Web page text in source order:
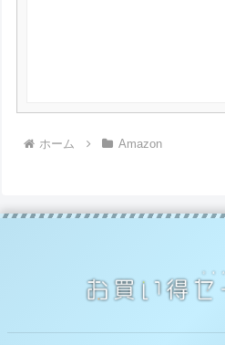
ホーム Amazon